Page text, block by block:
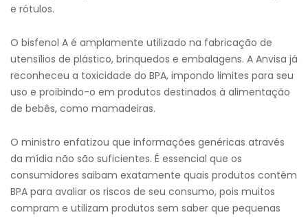
e rótulos.
O bisfenol A é amplamente utilizado na fabricação de
utensílios de plástico, brinquedos e embalagens. A Anvisa já
reconheceu a toxicidade do BPA, impondo limites para seu
uso e proibindo-o em produtos destinados à alimentação
de bebês, como mamadeiras.
O ministro enfatizou que informações genéricas através
da mídia não são suficientes. É essencial que os
consumidores saibam exatamente quais produtos contêm
BPA para avaliar os riscos de seu consumo, pois muitos
compram e utilizam produtos sem saber que pequenas